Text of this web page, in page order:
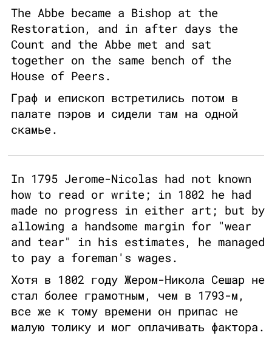
The Abbe became a Bishop at the
Restoration, and in after days the
Count and the Abbe met and sat
together on the same bench of the
House of Peers.
Граф и епископ встретились потом в
палате пэров и сидели там на одной
скамье.
In 1795 Jerome-Nicolas had not known
how to read or write; in 1802 he had
made no progress in either art; but by
allowing a handsome margin for "wear
and tear" in his estimates, he managed
to pay a foreman's wages.
Хотя в 1802 году Жером-Никола Сешар не
стал более грамотным, чем в 1793-м,
все же к тому времени он припас не
малую толику и мог оплачивать фактора.